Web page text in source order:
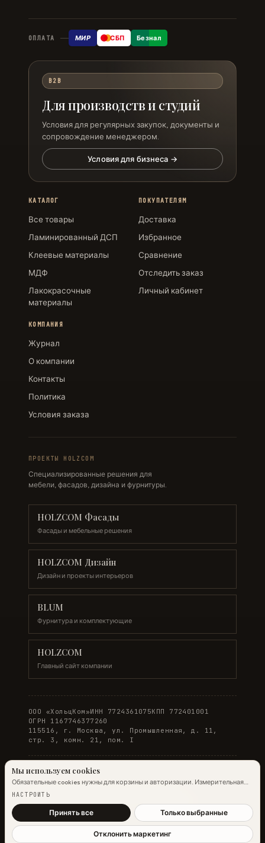
ОПЛАТА МИР СБП Безнал
B2B
Для производств и студий
Условия для регулярных закупок, документы и
сопровождение менеджером.
Условия для бизнеса →
КАТАЛОГ
Все товары
Ламинированный ДСП
Клеевые материалы
МДФ
Лакокрасочные
материалы
ПОКУПАТЕЛЯМ
Доставка
Избранное
Сравнение
Отследить заказ
Личный кабинет
КОМПАНИЯ
Журнал
О компании
Контакты
Политика
Условия заказа
ПРОЕКТЫ HOLZCOM
Специализированные решения для
мебели, фасадов, дизайна и фурнитуры.
HOLZCOM Фасады
Фасады и мебельные решения
HOLZCOM Дизайн
Дизайн и проекты интерьеров
BLUM
Фурнитура и комплектующие
HOLZCOM
Главный сайт компании
ООО «ХольцКом»ИНН 7724361075КПП 772401001
ОГРН 1167746377260
115516, г. Москва, ул. Промышленная, д. 11,
стр. 3, комн. 21, пом. I
© 2026 WOODONLINE. Все права защищены.
Мы используем cookies
Обязательные cookies нужны для корзины и авторизации. Измерительная
аналитика Яндекс.Метрики работает на обычных страницах всегда;
Подробнее →
НАСТРОИТЬ
Принять все Только выбранные
Отклонить маркетинг